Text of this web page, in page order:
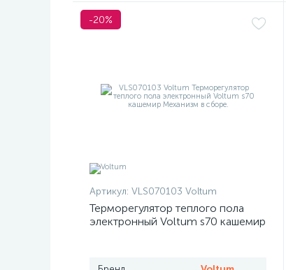
-20%
Артикул: VLS070103 Voltum
Терморегулятор теплого пола
электронный Voltum s70 кашемир